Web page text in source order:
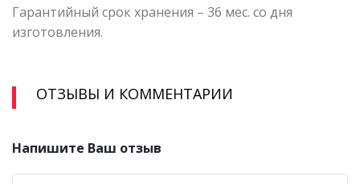
Гарантийный срок хранения – 36 мес. со дня
изготовления.
ОТЗЫВЫ И КОММЕНТАРИИ
Напишите Ваш отзыв